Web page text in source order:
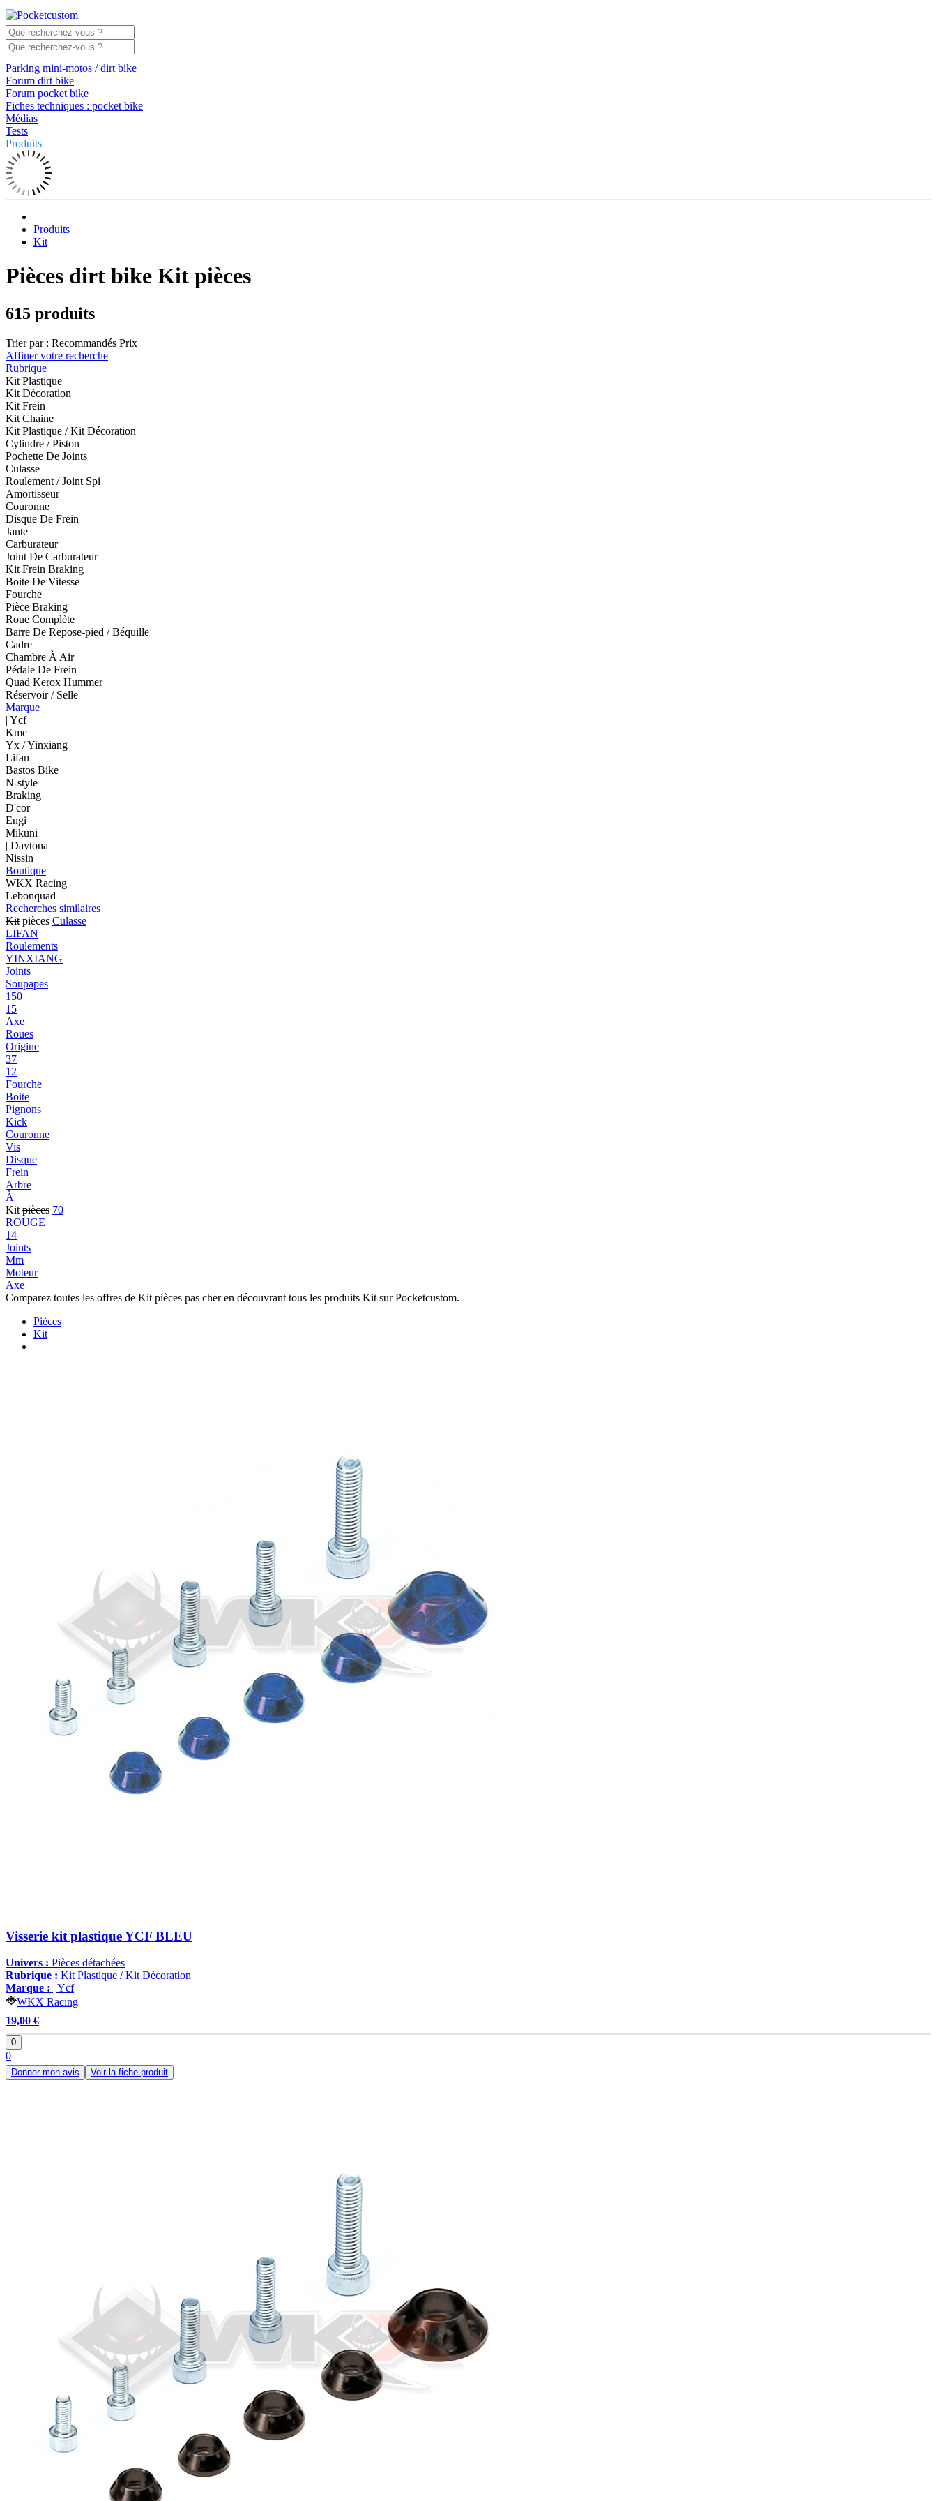
Parking mini-motos / dirt bike
Forum dirt bike
Forum pocket bike
Fiches techniques : pocket bike
Médias
Tests
Produits
Produits
Kit
Pièces dirt bike Kit pièces
615 produits
Trier par : Recommandés Prix
Affiner votre recherche
Rubrique
Kit Plastique
Kit Décoration
Kit Frein
Kit Chaine
Kit Plastique / Kit Décoration
Cylindre / Piston
Pochette De Joints
Culasse
Roulement / Joint Spi
Amortisseur
Couronne
Disque De Frein
Jante
Carburateur
Joint De Carburateur
Kit Frein Braking
Boite De Vitesse
Fourche
Pièce Braking
Roue Complète
Barre De Repose-pied / Béquille
Cadre
Chambre À Air
Pédale De Frein
Quad Kerox Hummer
Réservoir / Selle
Marque
| Ycf
Kmc
Yx / Yinxiang
Lifan
Bastos Bike
N-style
Braking
D'cor
Engi
Mikuni
| Daytona
Nissin
Boutique
WKX Racing
Lebonquad
Recherches similaires
Kit pièces Culasse
LIFAN
Roulements
YINXIANG
Joints
Soupapes
150
15
Axe
Roues
Origine
37
12
Fourche
Boite
Pignons
Kick
Couronne
Vis
Disque
Frein
Arbre
À
Kit pièces 70
ROUGE
14
Joints
Mm
Moteur
Axe
Comparez toutes les offres de Kit pièces pas cher en découvrant tous les produits Kit sur Pocketcustom.
Pièces
Kit
Visserie kit plastique YCF BLEU
Univers : Pièces détachées
Rubrique : Kit Plastique / Kit Décoration
Marque : | Ycf
WKX Racing
19,00 €
0
0
Donner mon avis Voir la fiche produit